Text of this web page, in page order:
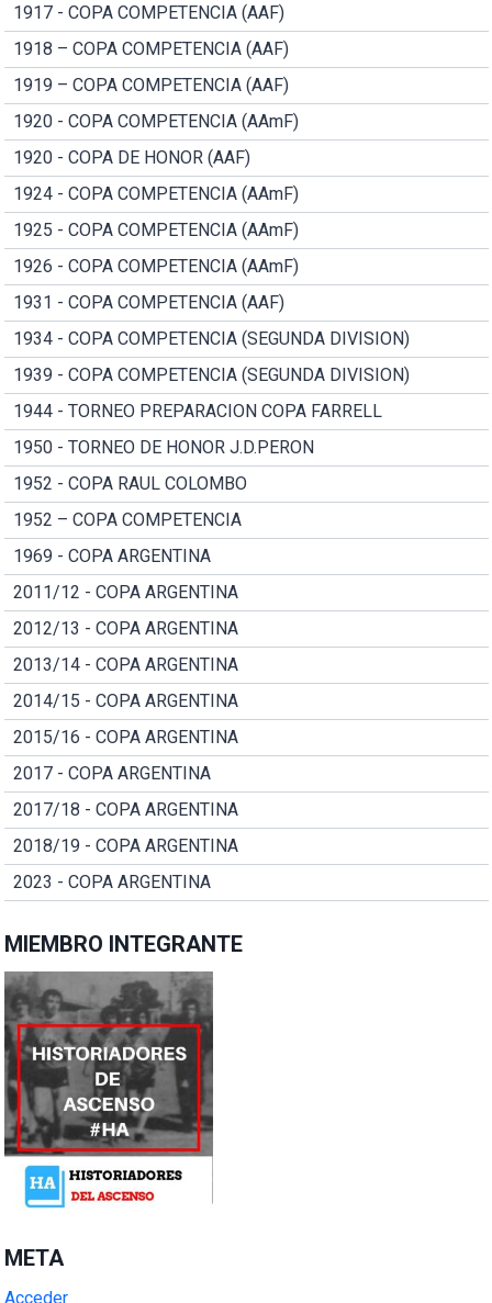
1917 - COPA COMPETENCIA (AAF)
1918 – COPA COMPETENCIA (AAF)
1919 – COPA COMPETENCIA (AAF)
1920 - COPA COMPETENCIA (AAmF)
1920 - COPA DE HONOR (AAF)
1924 - COPA COMPETENCIA (AAmF)
1925 - COPA COMPETENCIA (AAmF)
1926 - COPA COMPETENCIA (AAmF)
1931 - COPA COMPETENCIA (AAF)
1934 - COPA COMPETENCIA (SEGUNDA DIVISION)
1939 - COPA COMPETENCIA (SEGUNDA DIVISION)
1944 - TORNEO PREPARACION COPA FARRELL
1950 - TORNEO DE HONOR J.D.PERON
1952 - COPA RAUL COLOMBO
1952 – COPA COMPETENCIA
1969 - COPA ARGENTINA
2011/12 - COPA ARGENTINA
2012/13 - COPA ARGENTINA
2013/14 - COPA ARGENTINA
2014/15 - COPA ARGENTINA
2015/16 - COPA ARGENTINA
2017 - COPA ARGENTINA
2017/18 - COPA ARGENTINA
2018/19 - COPA ARGENTINA
2023 - COPA ARGENTINA
MIEMBRO INTEGRANTE
META
Acceder